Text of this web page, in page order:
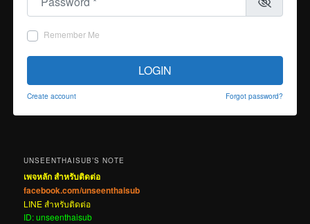
Remember Me
LOGIN
Create account Forgot password?
UNSEENTHAISUB’S NOTE
เพจหลัก สำหรับติดต่อ
facebook.com/unseenthaisub
LINE สำหรับติดต่อ
ID: unseenthaisub